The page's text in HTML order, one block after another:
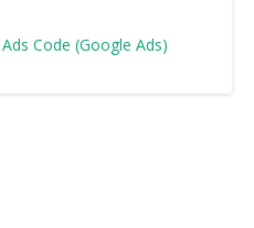
Code (Google Ads)